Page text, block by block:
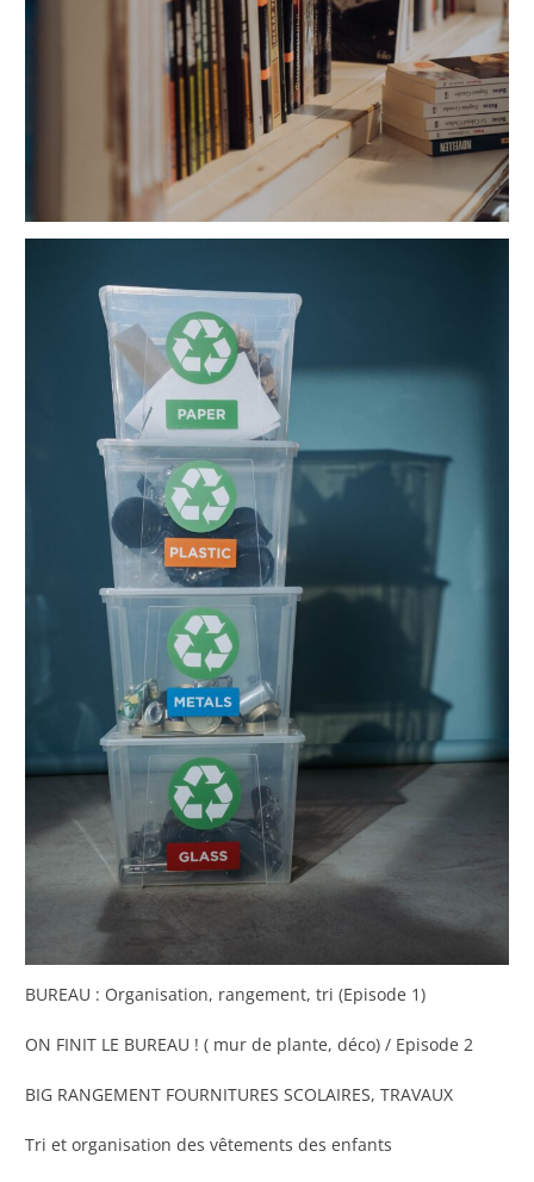
BUREAU : Organisation, rangement, tri (Episode 1)
ON FINIT LE BUREAU ! ( mur de plante, déco) / Episode 2
BIG RANGEMENT FOURNITURES SCOLAIRES, TRAVAUX
Tri et organisation des vêtements des enfants